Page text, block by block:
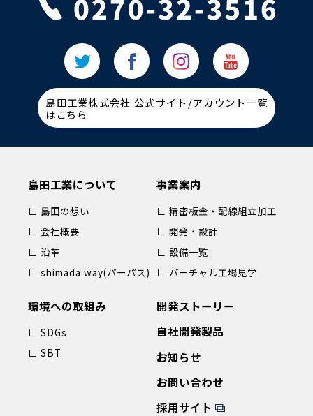
島田工業株式会社 公式サイト/アカウント一覧
はこちら
島田工業について
∟ 島田の想い
∟ 会社概要
∟ 沿革
∟ shimada way(パーパス)
事業案内
∟ 精密板金・配線組立加工
∟ 開発・設計
∟ 設備一覧
∟ バーチャル工場見学
環境への取組み
∟ SDGs
∟ SBT
開発ストーリー
自社開発製品
お知らせ
お問い合わせ
採用サイト